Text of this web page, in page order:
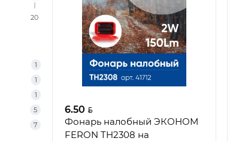
20
1
1
1
5
7
6.50
Фонарь налобный ЭКОНОМ
FERON TH2308 на